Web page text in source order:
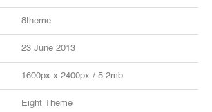
8theme
23 June 2013
1600px x 2400px / 5.2mb
Eight Theme